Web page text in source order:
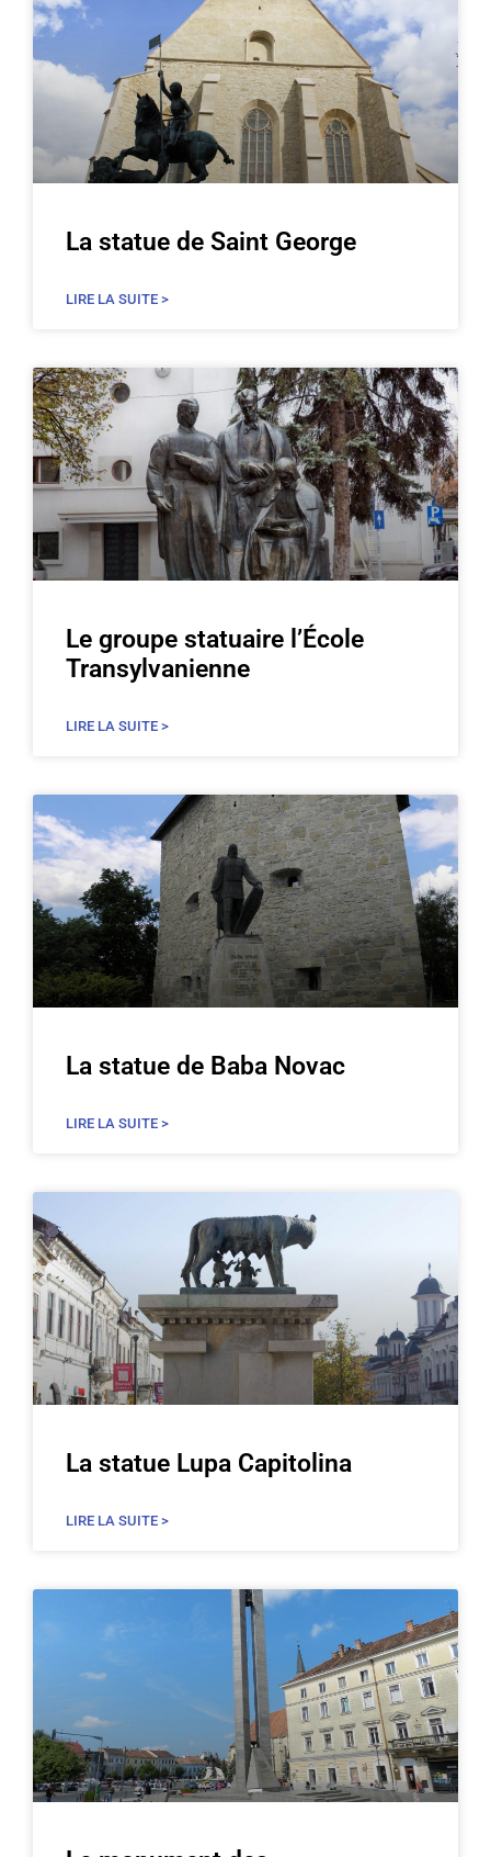
La statue de Saint George
LIRE LA SUITE >
Le groupe statuaire l’École
Transylvanienne
LIRE LA SUITE >
La statue de Baba Novac
LIRE LA SUITE >
La statue Lupa Capitolina
LIRE LA SUITE >